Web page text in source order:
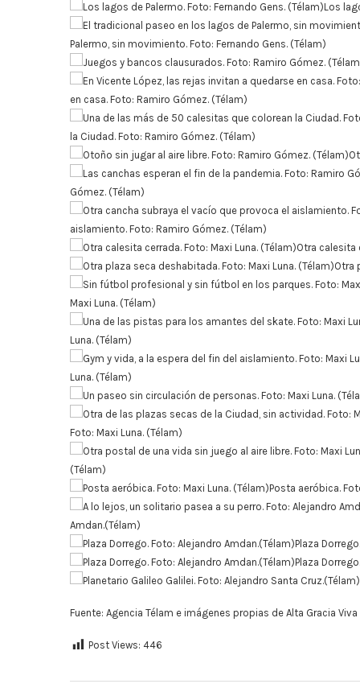
Los
Palermo, sin movimiento. Foto: Fernando Gens. (Télam)
en casa. Foto: Ramiro Gómez. (Télam)
la Ciudad. Foto: Ramiro Gómez. (Télam)
Gómez. (Télam)
aislamiento. Foto: Ramiro Gómez. (Télam)
Otra calesita
Otra
Maxi Luna. (Télam)
Luna. (Télam)
Luna. (Télam)
Foto: Maxi Luna. (Télam)
(Télam)
Posta aeróbica.
Amdan.(Télam)
Plaza
Plaza
Fuente: Agencia Télam e imágenes propias de Alta Gracia Viva
Post Views: 446